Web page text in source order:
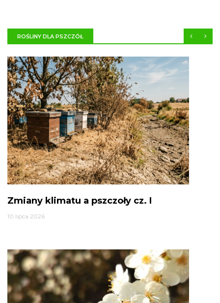
ROŚLINY DLA PSZCZÓŁ
Zmiany klimatu a pszczoły cz. I
10 lipca 2026